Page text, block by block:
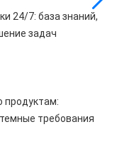
24/7: база знаний,
задач
продуктам:
требования